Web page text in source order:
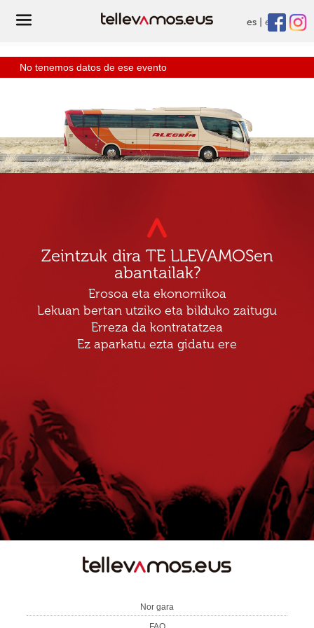
es eu
No tenemos datos de ese evento
Zeintzuk dira TE LLEVAMOSen
abantailak?
Erosoa eta ekonomikoa
Lekuan bertan utziko eta bilduko zaitugu
Erreza da kontratatzea
Ez aparkatu ezta gidatu ere
Nor gara